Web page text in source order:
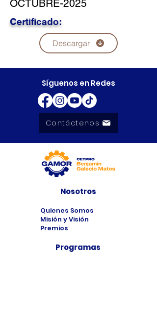
OCTUBRE-2025
Certificado:
Descargar
Síguenos en Redes
Contáctenos
Nosotros
Quienes Somos
Misión y Visión
Premios
Programas